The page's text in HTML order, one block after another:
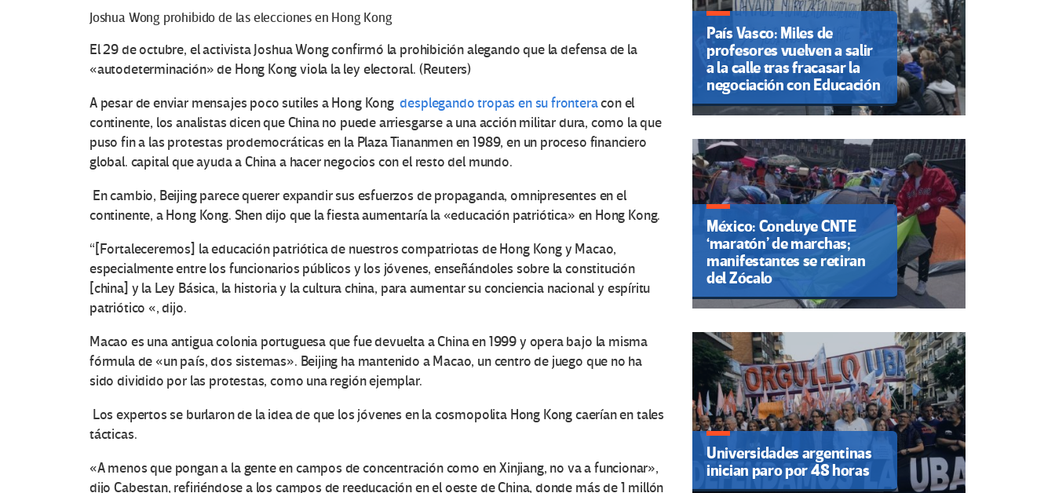
Joshua Wong prohibido de las elecciones en Hong Kong
El 29 de octubre, el activista Joshua Wong confirmó la prohibición alegando que la defensa de la
«autodeterminación» de Hong Kong viola la ley electoral. (Reuters)
A pesar de enviar mensajes poco sutiles a Hong Kongdesplegando tropas en su fronteracon el
continente, los analistas dicen que China no puede arriesgarse a una acción militar dura, como la que
puso fin a las protestas prodemocráticas en la Plaza Tiananmen en 1989, en un proceso financiero
global. capital que ayuda a China a hacer negocios con el resto del mundo.
En cambio, Beijing parece querer expandir sus esfuerzos de propaganda, omnipresentes en el
continente, a Hong Kong. Shen dijo que la fiesta aumentaría la «educación patriótica» en Hong Kong.
“[Fortaleceremos] la educación patriótica de nuestros compatriotas de Hong Kong y Macao,
especialmente entre los funcionarios públicos y los jóvenes, enseñándoles sobre la constitución
[china] y la Ley Básica, la historia y la cultura china, para aumentar su conciencia nacional y espíritu
patriótico «, dijo.
Macao es una antigua colonia portuguesa que fue devuelta a China en 1999 y opera bajo la misma
fórmula de «un país, dos sistemas». Beijing ha mantenido a Macao, un centro de juego que no ha
sido dividido por las protestas, como una región ejemplar.
Los expertos se burlaron de la idea de que los jóvenes en la cosmopolita Hong Kong caerían en tales
tácticas.
«A menos que pongan a la gente en campos de concentración como en Xinjiang, no va a funcionar»,
dijo Cabestan, refiriéndose a los campos de reeducación en el oeste de China, donde más de 1 millón
País Vasco: Miles de
profesores vuelven a salir
a la calle tras fracasar la
negociación con Educación
México: Concluye CNTE
‘maratón’ de marchas;
manifestantes se retiran
del Zócalo
Universidades argentinas
inician paro por 48 horas